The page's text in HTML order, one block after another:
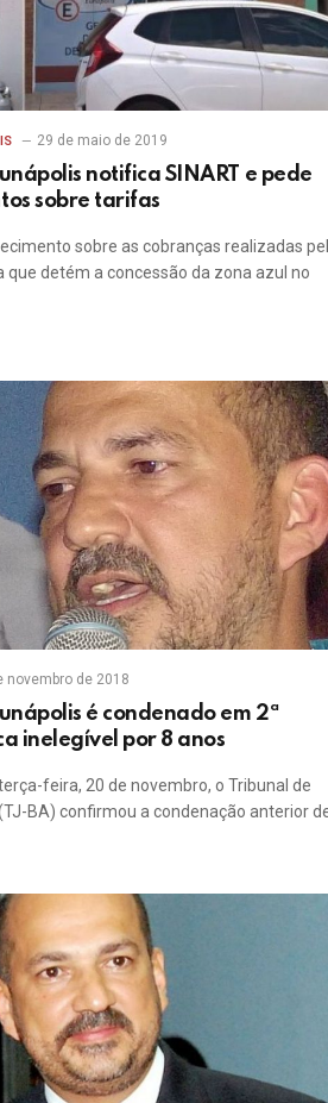
29 de maio de 2019
notifica SINART e pede
sobre tarifas
sobre as cobranças realizadas
que detém a concessão da zona azul no
novembro de 2018
é condenado em 2ª
inelegível por 8 anos
feira, 20 de novembro, o Tribunal de
BA) confirmou a condenação anterior